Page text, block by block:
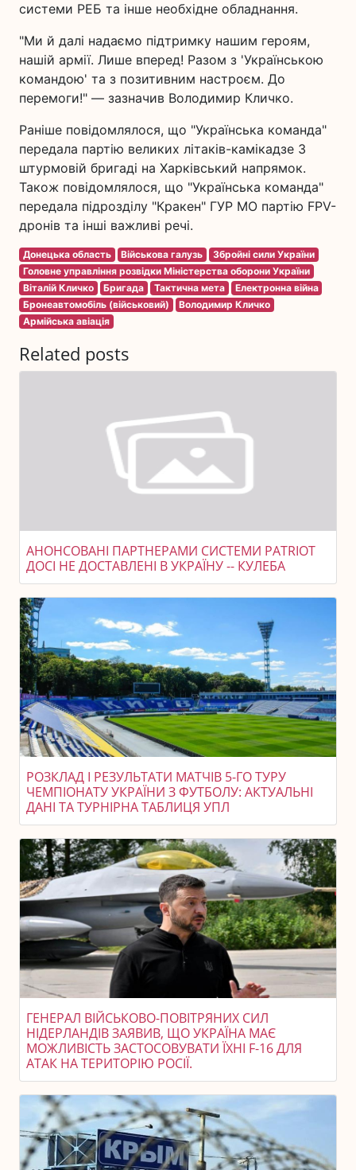
системи РЕБ та інше необхідне обладнання.
"Ми й далі надаємо підтримку нашим героям,
нашій армії. Лише вперед! Разом з 'Українською
командою' та з позитивним настроєм. До
перемоги!" — зазначив Володимир Кличко.
Раніше повідомлялося, що "Українська команда"
передала партію великих літаків-камікадзе 3
штурмовій бригаді на Харківський напрямок.
Також повідомлялося, що "Українська команда"
передала підрозділу "Кракен" ГУР МО партію FPV-
дронів та інші важливі речі.
Донецька область Військова галузь
Збройні сили України
Головне управління розвідки Міністерства оборони України
Віталій Кличко
Бригада Тактична мета
Електронна війна
Бронеавтомобіль (військовий)
Володимир Кличко
Армійська авіація
Related posts
АНОНСОВАНІ ПАРТНЕРАМИ СИСТЕМИ PATRIOT
ДОСІ НЕ ДОСТАВЛЕНІ В УКРАЇНУ -- КУЛЕБА
РОЗКЛАД І РЕЗУЛЬТАТИ МАТЧІВ 5-ГО ТУРУ
ЧЕМПІОНАТУ УКРАЇНИ З ФУТБОЛУ: АКТУАЛЬНІ
ДАНІ ТА ТУРНІРНА ТАБЛИЦЯ УПЛ
ГЕНЕРАЛ ВІЙСЬКОВО-ПОВІТРЯНИХ СИЛ
НІДЕРЛАНДІВ ЗАЯВИВ, ЩО УКРАЇНА МАЄ
МОЖЛИВІСТЬ ЗАСТОСОВУВАТИ ЇХНІ F-16 ДЛЯ
АТАК НА ТЕРИТОРІЮ РОСІЇ.